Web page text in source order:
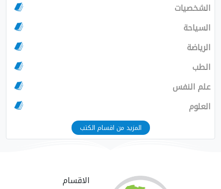
الشخصيات
السياحة
الرياضة
الطب
علم النفس
العلوم
المزيد من اقسام الكتب
الاقسام